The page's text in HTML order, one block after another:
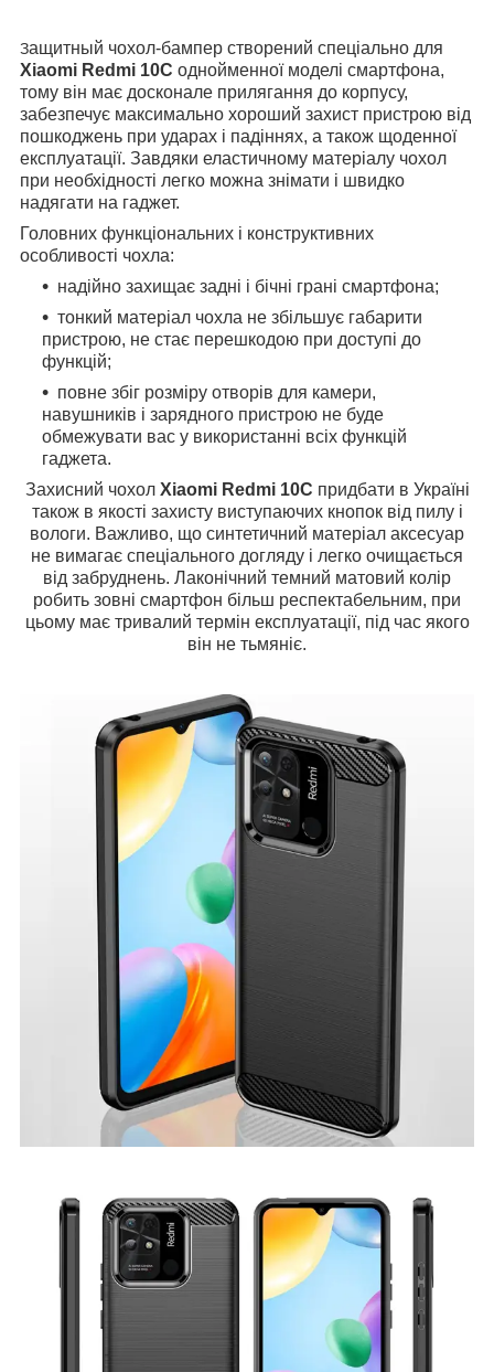
Защитный чохол-бампер створений спеціально для
Xiaomi Redmi 10C однойменної моделі смартфона,
тому він має досконале прилягання до корпусу,
забезпечує максимально хороший захист пристрою від
пошкоджень при ударах і падіннях, а також щоденної
експлуатації. Завдяки еластичному матеріалу чохол
при необхідності легко можна знімати і швидко
надягати на гаджет.
Головних функціональних і конструктивних
особливості чохла:
надійно захищає задні і бічні грані смартфона;
тонкий матеріал чохла не збільшує габарити
пристрою, не стає перешкодою при доступі до
функцій;
повне збіг розміру отворів для камери,
навушників і зарядного пристрою не буде
обмежувати вас у використанні всіх функцій
гаджета.
Захисний чохол Xiaomi Redmi 10C придбати в Україні
також в якості захисту виступаючих кнопок від пилу і
вологи. Важливо, що синтетичний матеріал аксесуар
не вимагає спеціального догляду і легко очищається
від забруднень. Лаконічний темний матовий колір
робить зовні смартфон більш респектабельним, при
цьому має тривалий термін експлуатації, під час якого
він не тьмяніє.